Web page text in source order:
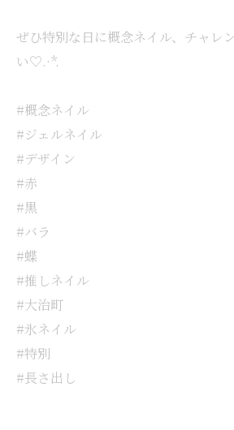
ぜひ特別な日に概念ネイル、チャレ
い♡.·*.
#概念ネイル
#ジェルネイル
#デザイン
#赤
#黒
#バラ
#蝶
#推しネイル
#大治町
#氷ネイル
#特別
#長さ出し